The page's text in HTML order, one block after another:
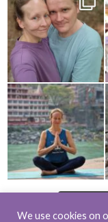
We use cookies on